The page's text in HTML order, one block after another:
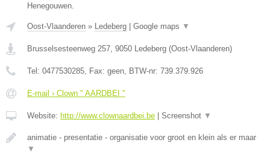
Henegouwen.
Oost-Vlaanderen » Ledeberg Google maps ▼
Brusselsesteenweg 257, 9050 Ledeberg (Oost-Vlaanderen)
Tel: 0477530285, Fax: geen, BTW-nr: 739.379.926
E-mail › Clown " AARDBEI "
Website: http://www.clownaardbei.be Screenshot ▼
animatie - presentatie - organisatie voor groot en klein als er maar
▼